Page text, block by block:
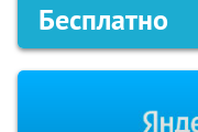
Бесплатно